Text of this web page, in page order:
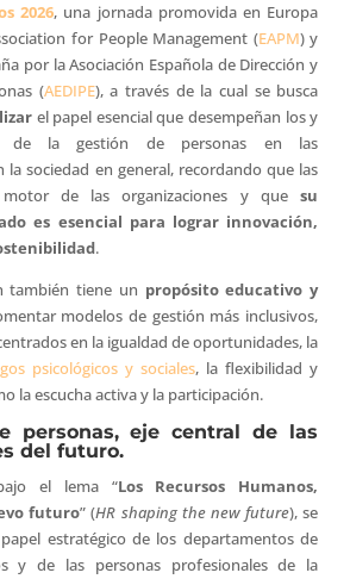
2026, una jornada promovida en Europa
for People Management (EAPM) y
por la Asociación Española de Dirección y
(AEDIPE), a través de la cual se busca
el papel esencial que desempeñan los y
de la gestión de personas en las
la sociedad en general, recordando que las
de las organizaciones y quesu
es esencial para lograr innovación,
.
también tiene un propósito educativo y
modelos de gestión más inclusivos,
en la igualdad de oportunidades, la
psicológicos y sociales, la flexibilidad y
la escucha activa y la participación.
personas, eje central de las
del futuro.
el lema “Los Recursos Humanos,
futuro” (HR shaping the new future), se
estratégico de los departamentos de
y de las personas profesionales de la